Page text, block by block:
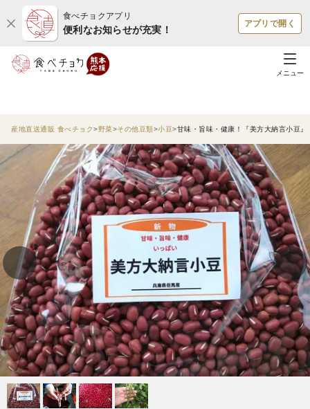
食べチョクアプリ
便利なお知らせが充実！
アプリで開く
メニュー
産地直送通販 食べチョク 野菜 その他豆類 小豆 甘味・旨味・健康！『美方大納言小豆